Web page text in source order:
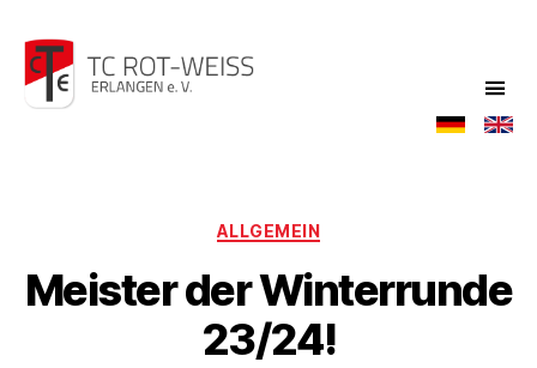
Kategorien
ALLGEMEIN
Meister der Winterrunde
23/24!